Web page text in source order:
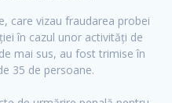
care vizau fraudarea probei
în cazul unor activități de
mai sus, au fost trimise în
35 de persoane.